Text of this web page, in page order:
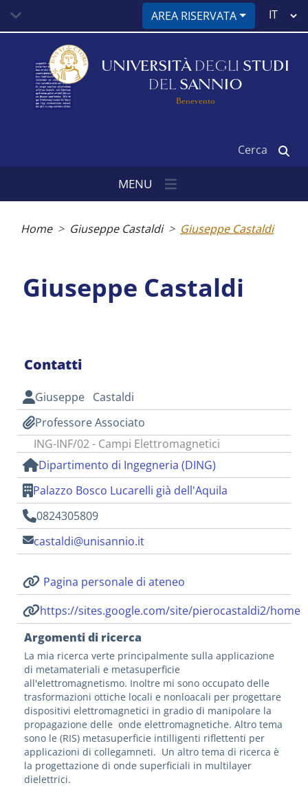
contenuto
AREA RISERVATA
Select
UNIVERSITÀ DEGLI STUDI
DEL SANNIO
Benevento
MENU
Home Giuseppe Castaldi Giuseppe Castaldi
Giuseppe Castaldi
Contatti
Giuseppe Castaldi
Professore Associato
ING-INF/02 - Campi Elettromagnetici
Dipartimento di Ingegneria (DING)
Palazzo Bosco Lucarelli già dell'Aquila
0824305809
castaldi@unisannio.it
Pagina personale di ateneo
https://sites.google.com/site/pierocastaldi2/home
Argomenti di ricerca
La mia ricerca verte principalmente sulla applicazione
di metamateriali e metasuperficie
all'elettromagnetismo. Inoltre mi sono occupato delle
trasformazioni ottiche locali e nonloacali per progettare
dispositivi elettromagnetici in gradio di manipolare la
propagazione delle onde elettromagnetiche. Altro tema
sono le (RIS) metasuperficie intilligenti riflettenti per
applicazioni di collegamneti. Un altro tema di ricerca è
la progettazione di onde superficiali in multilayer
dielettrici.